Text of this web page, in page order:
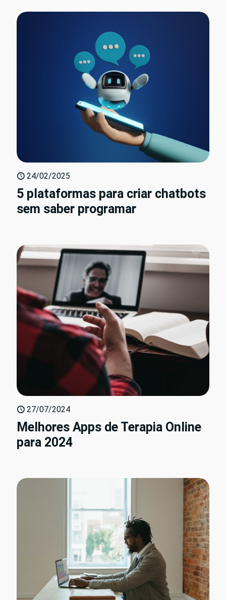
24/02/2025
5 plataformas para criar chatbots
sem saber programar
27/07/2024
Melhores Apps de Terapia Online
para 2024